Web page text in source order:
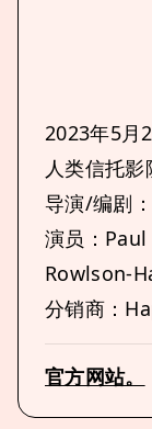
2023年5月
人类信托影
导演/编剧
演员：
Rowlson-
分销商：
官方网站。